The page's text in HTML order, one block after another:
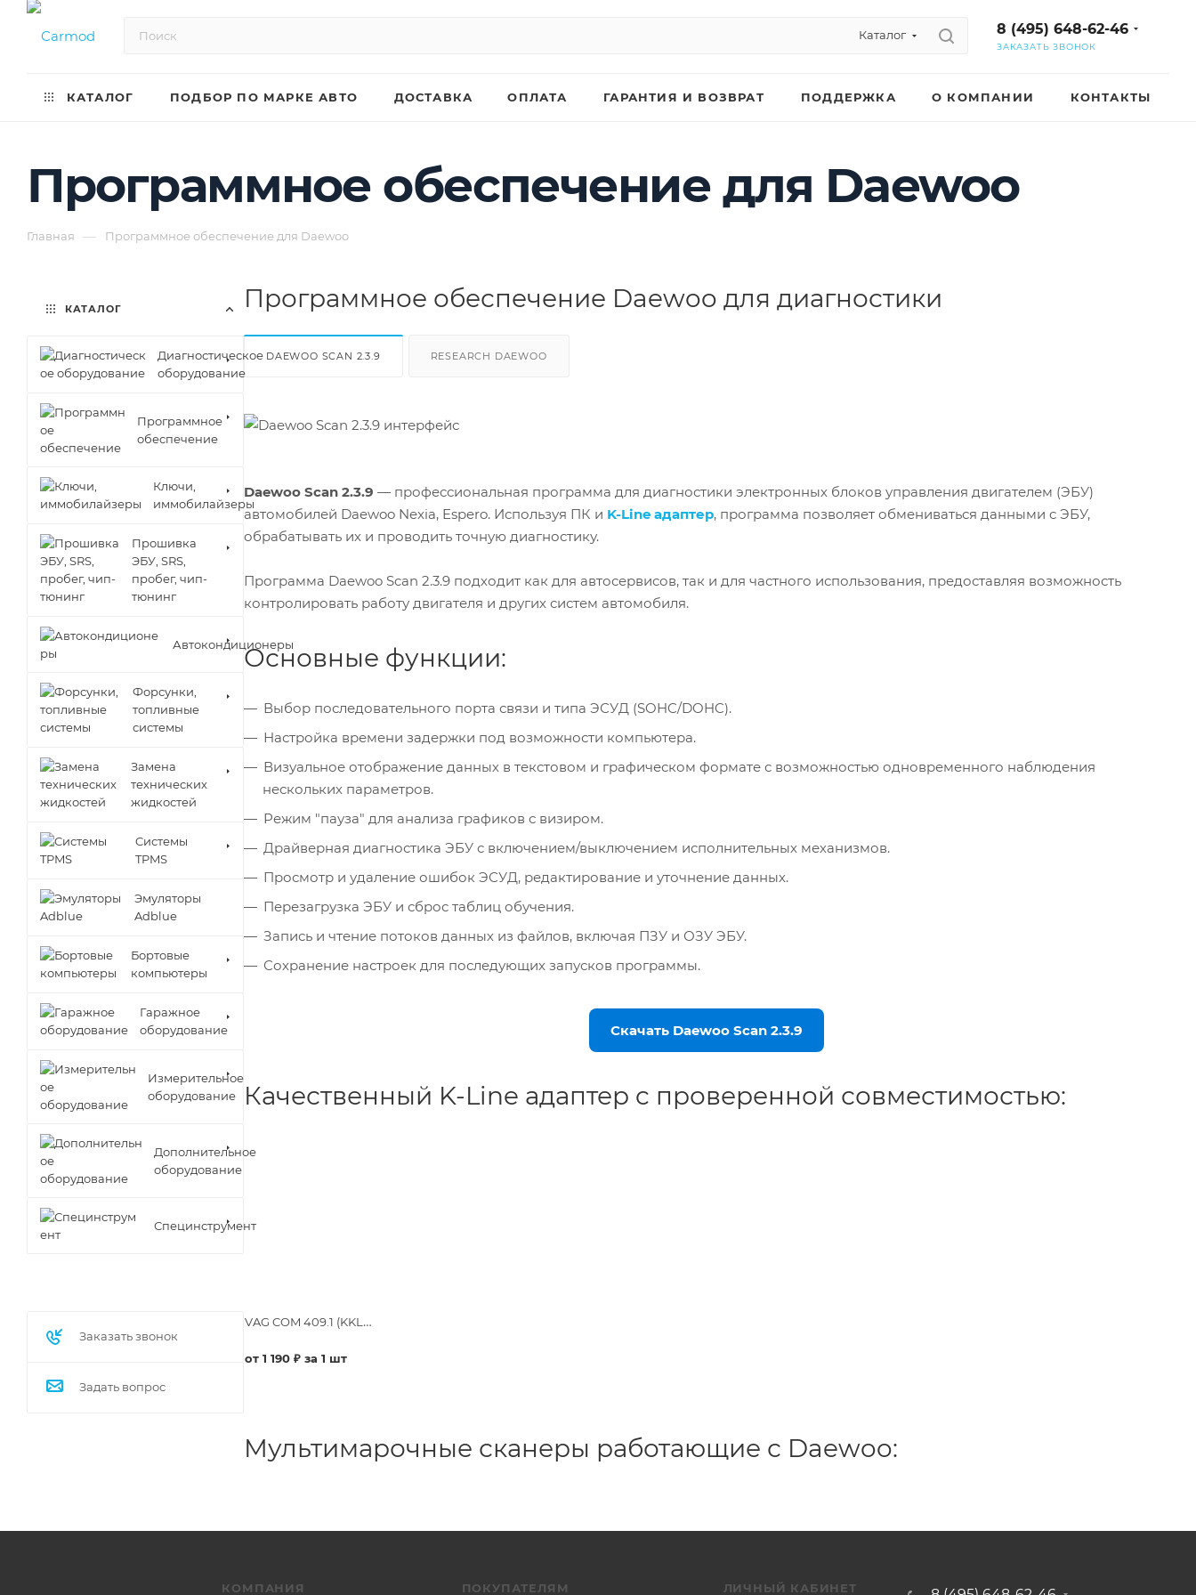
Каталог 8 (495) 648-62-46
ЗАКАЗАТЬ ЗВОНОК
КАТАЛОГ ПОДБОР ПО МАРКЕ АВТО ДОСТАВКА ОПЛАТА ГАРАНТИЯ И ВОЗВРАТ ПОДДЕРЖКА О КОМПАНИИ КОНТАКТЫ
Программное обеспечение для Daewoo
Главная — Программное обеспечение для Daewoo
Программное обеспечение Daewoo для диагностики
DAEWOO SCAN 2.3.9 RESEARCH DAEWOO
Daewoo Scan 2.3.9 — профессиональная программа для диагностики электронных блоков управления двигателем (ЭБУ)
автомобилей Daewoo Nexia, Espero. Используя ПК и K-Line адаптер, программа позволяет обмениваться данными с ЭБУ,
обрабатывать их и проводить точную диагностику.
Программа Daewoo Scan 2.3.9 подходит как для автосервисов, так и для частного использования, предоставляя возможность
контролировать работу двигателя и других систем автомобиля.
Основные функции:
Выбор последовательного порта связи и типа ЭСУД (SOHC/DOHC).
Настройка времени задержки под возможности компьютера.
Визуальное отображение данных в текстовом и графическом формате с возможностью одновременного наблюдения
нескольких параметров.
Режим "пауза" для анализа графиков с визиром.
Драйверная диагностика ЭБУ с включением/выключением исполнительных механизмов.
Просмотр и удаление ошибок ЭСУД, редактирование и уточнение данных.
Перезагрузка ЭБУ и сброс таблиц обучения.
Запись и чтение потоков данных из файлов, включая ПЗУ и ОЗУ ЭБУ.
Сохранение настроек для последующих запусков программы.
Скачать Daewoo Scan 2.3.9
Качественный K-Line адаптер c проверенной совместимостью:
VAG COM 409.1 (KKL) USB диагностический кабель (Русская версия)
от 1 190 ₽ за 1 шт
Мультимарочные сканеры работающие с Daewoo:
КАТАЛОГ
Диагностическое
оборудование
Программное
обеспечение
Ключи,
иммобилайзеры
Прошивка
ЭБУ, SRS,
пробег, чип-
тюнинг
Автокондиционеры
Форсунки,
топливные
системы
Замена
технических
жидкостей
Cистемы
TPMS
Эмуляторы
Adblue
Бортовые
компьютеры
Гаражное
оборудование
Измерительное
оборудование
Дополнительное
оборудование
Специнструмент
Заказать звонок
Задать вопрос
КОМПАНИЯ ПОКУПАТЕЛЯМ ЛИЧНЫЙ КАБИНЕТ